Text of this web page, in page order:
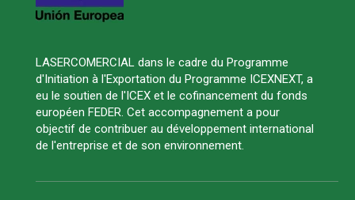
LASERCOMERCIAL dans le cadre du Programme
d'Initiation à l'Exportation du Programme ICEXNEXT, a
eu le soutien de l'ICEX et le cofinancement du fonds
européen FEDER. Cet accompagnement a pour
objectif de contribuer au développement international
de l'entreprise et de son environnement.